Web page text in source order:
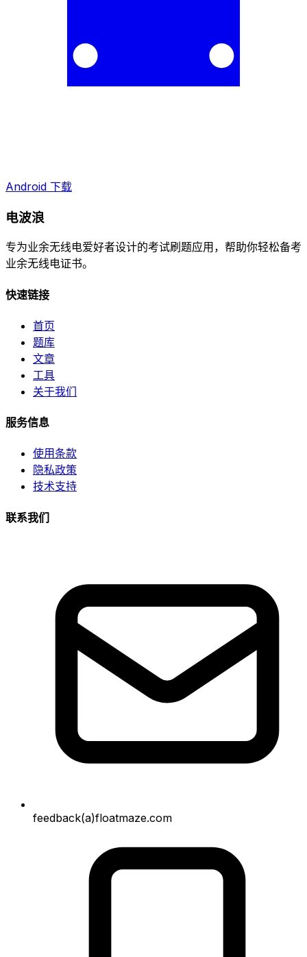
Android 下载
电波浪
专为业余无线电爱好者设计的考试刷题应用，帮助你轻松备考
业余无线电证书。
快速链接
首页
题库
文章
工具
关于我们
服务信息
使用条款
隐私政策
技术支持
联系我们
feedback(a)floatmaze.com